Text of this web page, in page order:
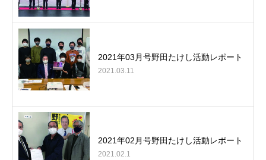
2021年03月号野田たけし活動レポート
2021.03.11
2021年02月号野田たけし活動レポート
2021.02.1